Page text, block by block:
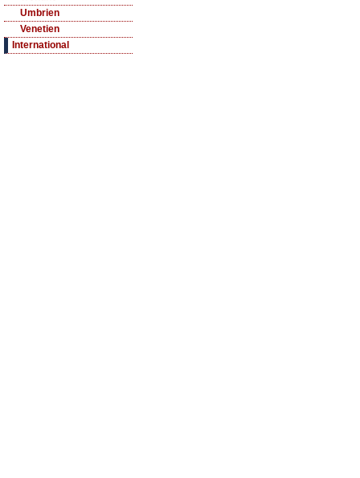
Umbrien
Venetien
International